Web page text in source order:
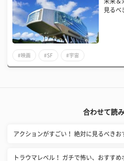
見るべ
#映画 #SF #宇宙
合わせて読
アクションがすごい！ 絶対に見るべき
トラウマレベル！ ガチで怖い、おすす